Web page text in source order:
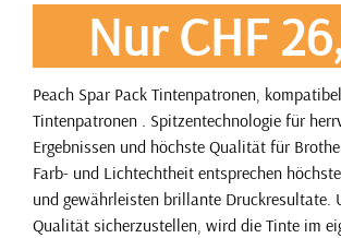
Nur CHF
Peach Spar Pack Tintenpatronen,
Tintenpatronen . Spitzentechnologie für
Ergebnissen und höchste Qualität für
Farb- und Lichtechtheit entsprechen
und gewährleisten brillante Druckresultate.
Qualität sicherzustellen, wird die Tinte im